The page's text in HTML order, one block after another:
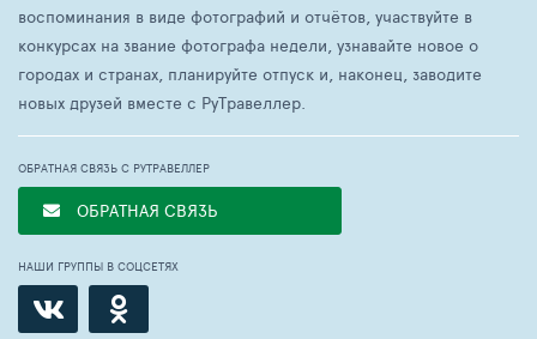
воспоминания в виде фотографий и отчётов, участвуйте в
конкурсах на звание фотографа недели, узнавайте новое о
городах и странах, планируйте отпуск и, наконец, заводите
новых друзей вместе с РуТравеллер.
ОБРАТНАЯ СВЯЗЬ С РУТРАВЕЛЛЕР
ОБРАТНАЯ СВЯЗЬ
НАШИ ГРУППЫ В СОЦСЕТЯХ